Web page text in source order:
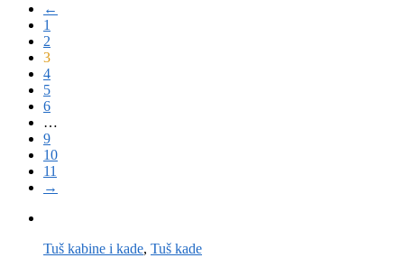
←
1
2
3
4
5
6
…
9
10
11
→
Tuš kabine i kade, Tuš kade